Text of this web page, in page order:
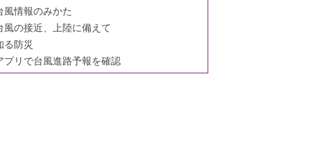
風情報のみかた
風の接近、上陸に備えて
る防災
プリで台風進路予報を確認